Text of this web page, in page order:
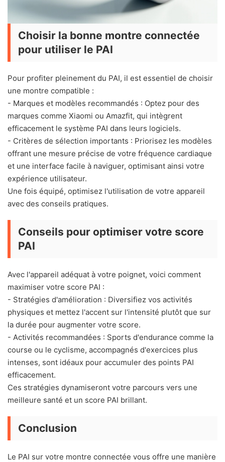
Choisir la bonne montre connectée
pour utiliser le PAI
Pour profiter pleinement du PAI, il est essentiel de choisir
une montre compatible :
- Marques et modèles recommandés : Optez pour des
marques comme Xiaomi ou Amazfit, qui intègrent
efficacement le système PAI dans leurs logiciels.
- Critères de sélection importants : Priorisez les modèles
offrant une mesure précise de votre fréquence cardiaque
et une interface facile à naviguer, optimisant ainsi votre
expérience utilisateur.
Une fois équipé, optimisez l'utilisation de votre appareil
avec des conseils pratiques.
Conseils pour optimiser votre score
PAI
Avec l'appareil adéquat à votre poignet, voici comment
maximiser votre score PAI :
- Stratégies d'amélioration : Diversifiez vos activités
physiques et mettez l'accent sur l'intensité plutôt que sur
la durée pour augmenter votre score.
- Activités recommandées : Sports d'endurance comme la
course ou le cyclisme, accompagnés d'exercices plus
intenses, sont idéaux pour accumuler des points PAI
efficacement.
Ces stratégies dynamiseront votre parcours vers une
meilleure santé et un score PAI brillant.
Conclusion
Le PAI sur votre montre connectée vous offre une manière